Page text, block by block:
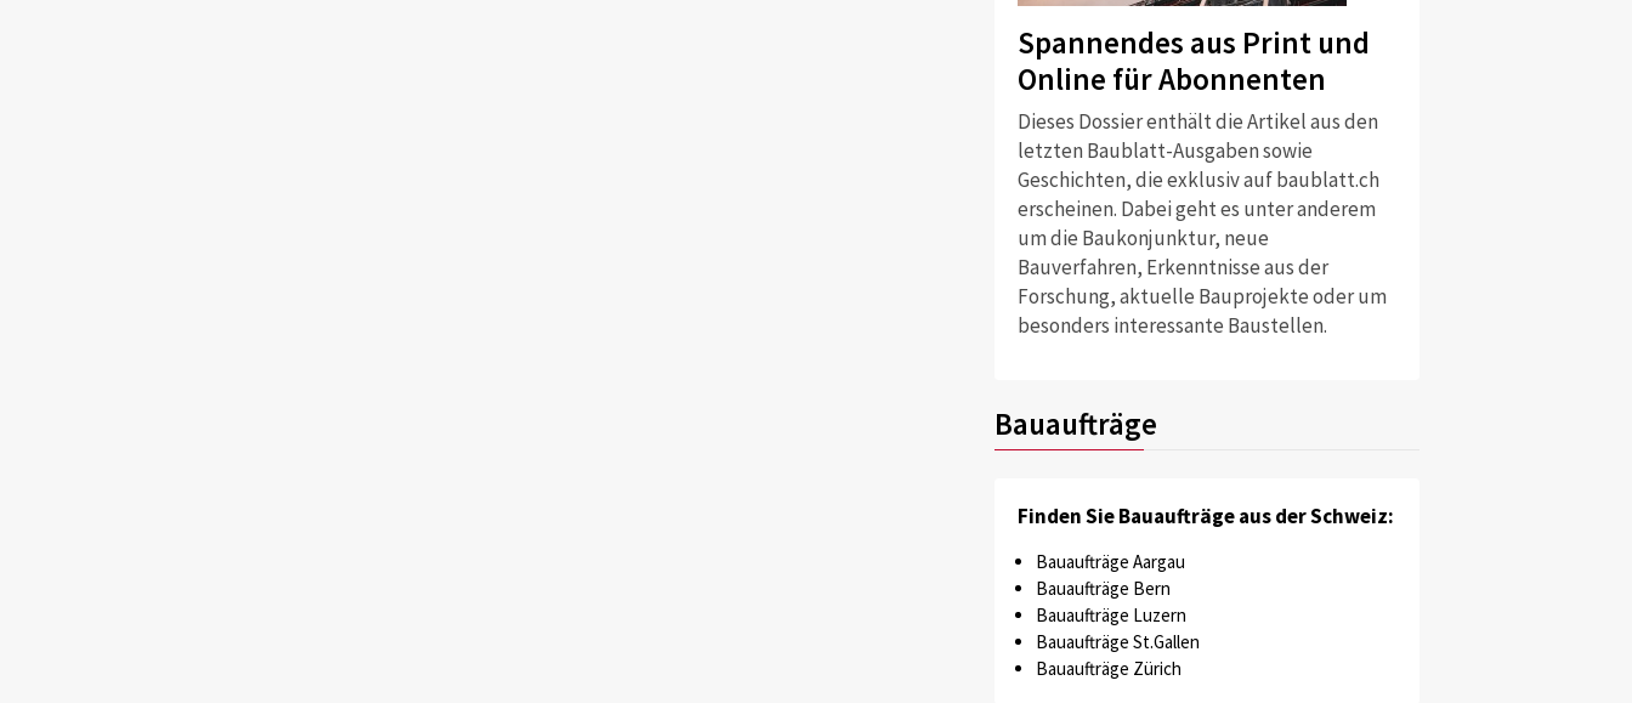
Spannendes aus Print und
Online für Abonnenten
Dieses Dossier enthält die Artikel aus den
letzten Baublatt-Ausgaben sowie
Geschichten, die exklusiv auf baublatt.ch
erscheinen. Dabei geht es unter anderem
um die Baukonjunktur, neue
Bauverfahren, Erkenntnisse aus der
Forschung, aktuelle Bauprojekte oder um
besonders interessante Baustellen.
Bauaufträge
Finden Sie Bauaufträge aus der Schweiz:
Bauaufträge Aargau
Bauaufträge Bern
Bauaufträge Luzern
Bauaufträge St.Gallen
Bauaufträge Zürich